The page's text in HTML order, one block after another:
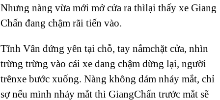
Nhưng nàng vừa mới mở cửa ra thìlại thấy xe Giang
Chấn đang chậm rãi tiến vào.
Tĩnh Vân đứng yên tại chỗ, tay nắmchặt cửa, nhìn
trừng trừng vào cái xe đang chậm dừng lại, người
trênxe bước xuống. Nàng không dám nháy mắt, chỉ
sợ nếu mình nháy mắt thì GiangChấn trước mắt sẽ